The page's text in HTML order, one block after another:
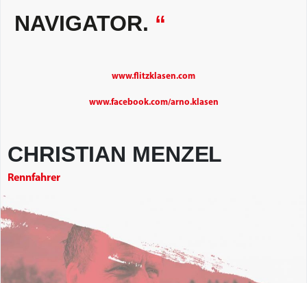
NAVIGATOR. “
www.flitzklasen.com
www.facebook.com/arno.klasen
CHRISTIAN MENZEL
Rennfahrer